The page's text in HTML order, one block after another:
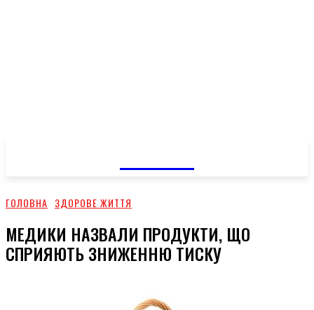
ГОЛОВНА ЗДОРОВЕ ЖИТТЯ
МЕДИКИ НАЗВАЛИ ПРОДУКТИ, ЩО
СПРИЯЮТЬ ЗНИЖЕННЮ ТИСКУ